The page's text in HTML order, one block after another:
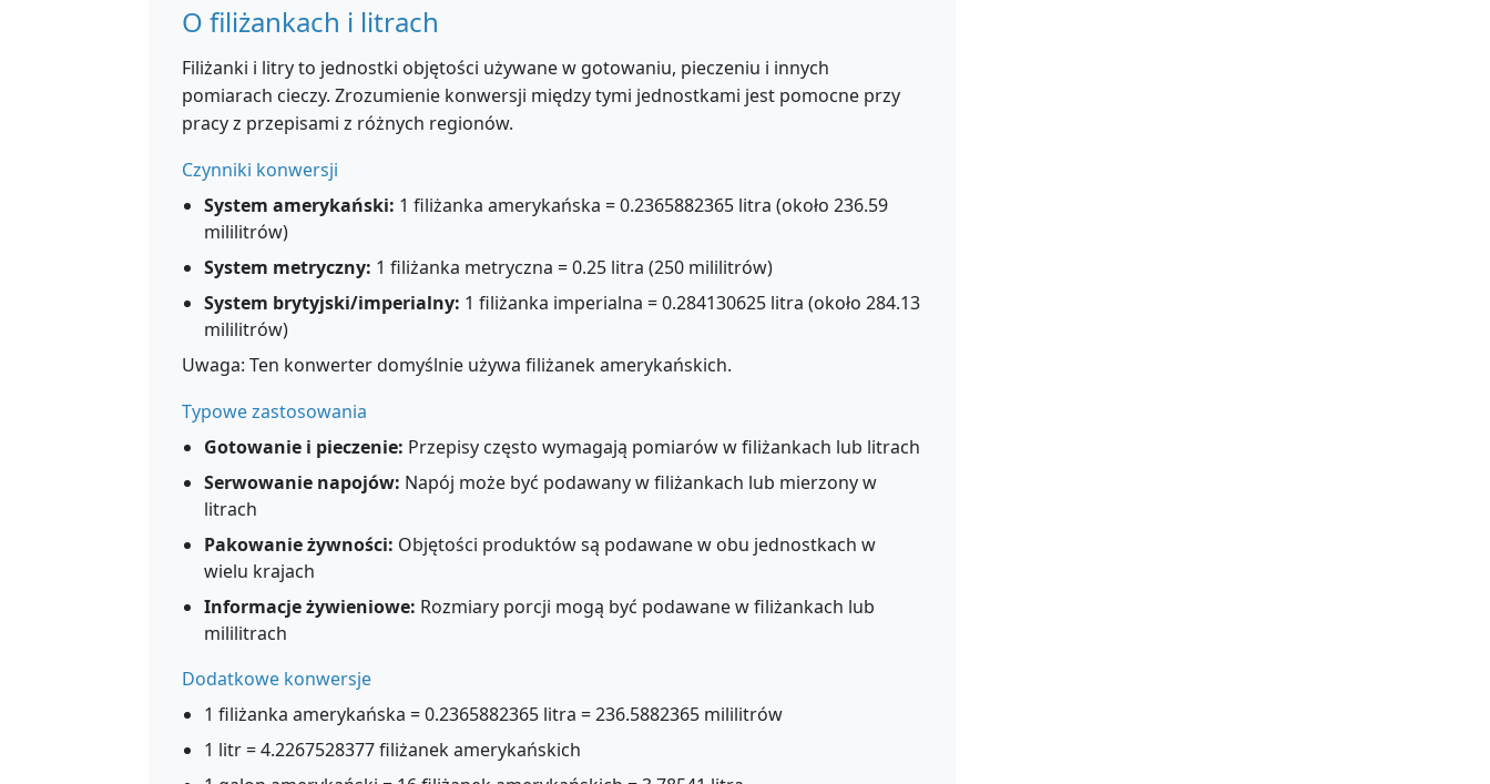
O filiżankach i litrach
Filiżanki i litry to jednostki objętości używane w gotowaniu, pieczeniu i innych
pomiarach cieczy. Zrozumienie konwersji między tymi jednostkami jest pomocne przy
pracy z przepisami z różnych regionów.
Czynniki konwersji
System amerykański: 1 filiżanka amerykańska = 0.2365882365 litra (około 236.59
mililitrów)
System metryczny: 1 filiżanka metryczna = 0.25 litra (250 mililitrów)
System brytyjski/imperialny: 1 filiżanka imperialna = 0.284130625 litra (około 284.13
mililitrów)
Uwaga: Ten konwerter domyślnie używa filiżanek amerykańskich.
Typowe zastosowania
Gotowanie i pieczenie: Przepisy często wymagają pomiarów w filiżankach lub litrach
Serwowanie napojów: Napój może być podawany w filiżankach lub mierzony w
litrach
Pakowanie żywności: Objętości produktów są podawane w obu jednostkach w
wielu krajach
Informacje żywieniowe: Rozmiary porcji mogą być podawane w filiżankach lub
mililitrach
Dodatkowe konwersje
1 filiżanka amerykańska = 0.2365882365 litra = 236.5882365 mililitrów
1 litr = 4.2267528377 filiżanek amerykańskich